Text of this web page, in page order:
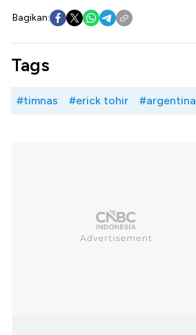
Bagikan:
Tags
#timnas #erick tohir #argentina